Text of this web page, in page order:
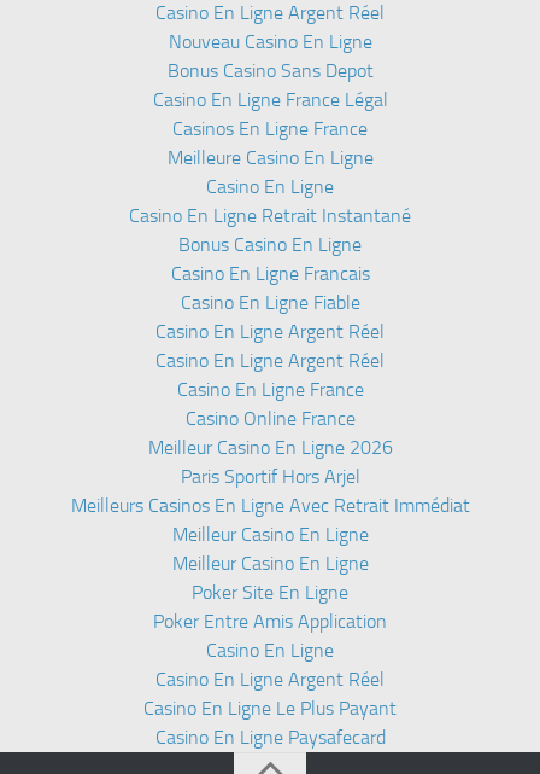
Casino En Ligne Argent Réel
Nouveau Casino En Ligne
Bonus Casino Sans Depot
Casino En Ligne France Légal
Casinos En Ligne France
Meilleure Casino En Ligne
Casino En Ligne
Casino En Ligne Retrait Instantané
Bonus Casino En Ligne
Casino En Ligne Francais
Casino En Ligne Fiable
Casino En Ligne Argent Réel
Casino En Ligne Argent Réel
Casino En Ligne France
Casino Online France
Meilleur Casino En Ligne 2026
Paris Sportif Hors Arjel
Meilleurs Casinos En Ligne Avec Retrait Immédiat
Meilleur Casino En Ligne
Meilleur Casino En Ligne
Poker Site En Ligne
Poker Entre Amis Application
Casino En Ligne
Casino En Ligne Argent Réel
Casino En Ligne Le Plus Payant
Casino En Ligne Paysafecard